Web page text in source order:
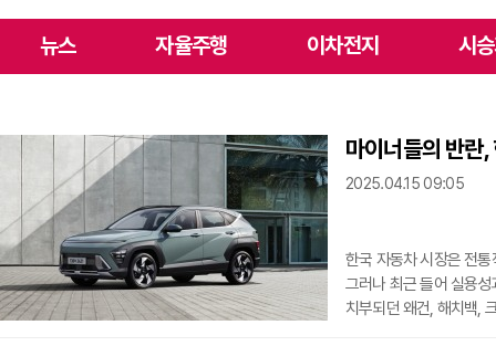
뉴스 자율주행 이차전지 시
마이너들의 반란,
2025.04.15 09:05
한국 자동차 시장은 전
그러나 최근 들어 실용
치부되던 왜건, 해치백,